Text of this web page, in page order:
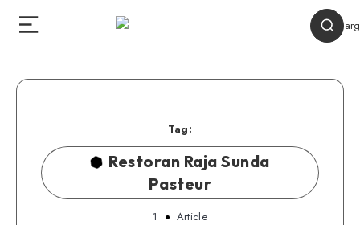
Tag:
Restoran Raja Sunda
Pasteur
1 Article